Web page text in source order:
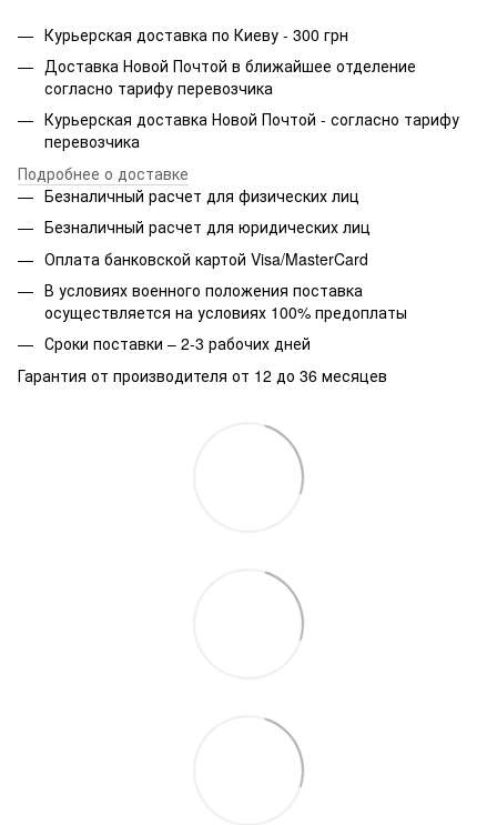
Курьерская доставка по Киеву - 300 грн
Доставка Новой Почтой в ближайшее отделение
согласно тарифу перевозчика
Курьерская доставка Новой Почтой - согласно тарифу
перевозчика
Подробнее о доставке
Безналичный расчет для физических лиц
Безналичный расчет для юридических лиц
Оплата банковской картой Visa/MasterCard
В условиях военного положения поставка
осуществляется на условиях 100% предоплаты
Сроки поставки – 2-3 рабочих дней
Гарантия от производителя от 12 до 36 месяцев